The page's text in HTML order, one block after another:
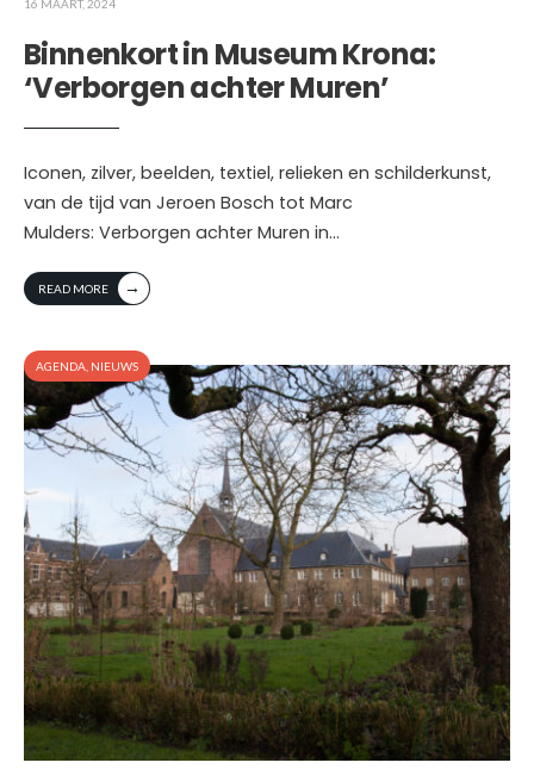
16 MAART, 2024
Binnenkort in Museum Krona:
‘Verborgen achter Muren’
Iconen, zilver, beelden, textiel, relieken en schilderkunst,
van de tijd van Jeroen Bosch tot Marc
Mulders: Verborgen achter Muren in...
READ MORE →
AGENDA NIEUWS